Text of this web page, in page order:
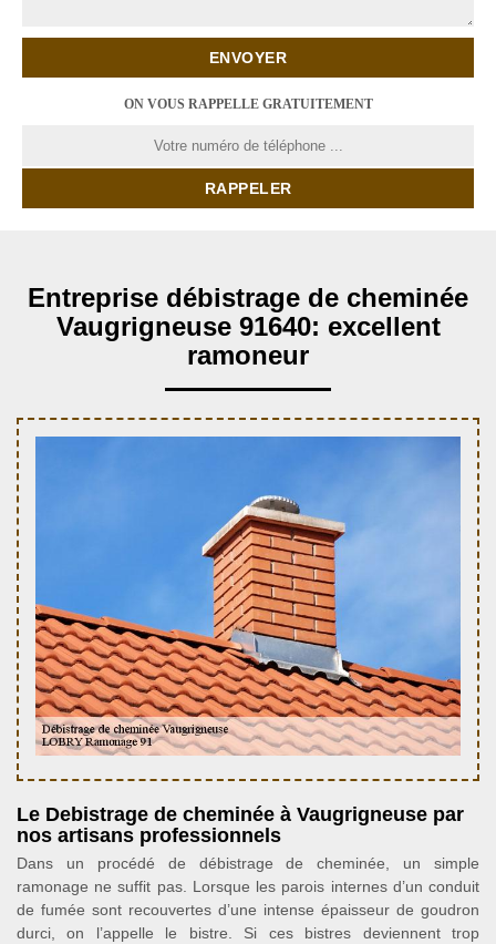
ON VOUS RAPPELLE GRATUITEMENT
Entreprise débistrage de cheminée
Vaugrigneuse 91640: excellent
ramoneur
Le Debistrage de cheminée à Vaugrigneuse par
nos artisans professionnels
Dans un procédé de débistrage de cheminée, un simple
ramonage ne suffit pas. Lorsque les parois internes d’un conduit
de fumée sont recouvertes d’une intense épaisseur de goudron
durci, on l’appelle le bistre. Si ces bistres deviennent trop